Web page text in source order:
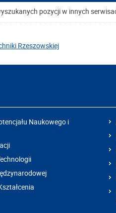
pozycji w innych
Rzeszowskiej
Naukowego i